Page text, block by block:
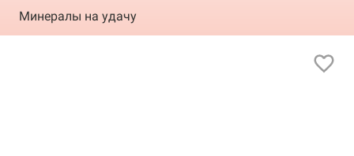
Минералы на удачу